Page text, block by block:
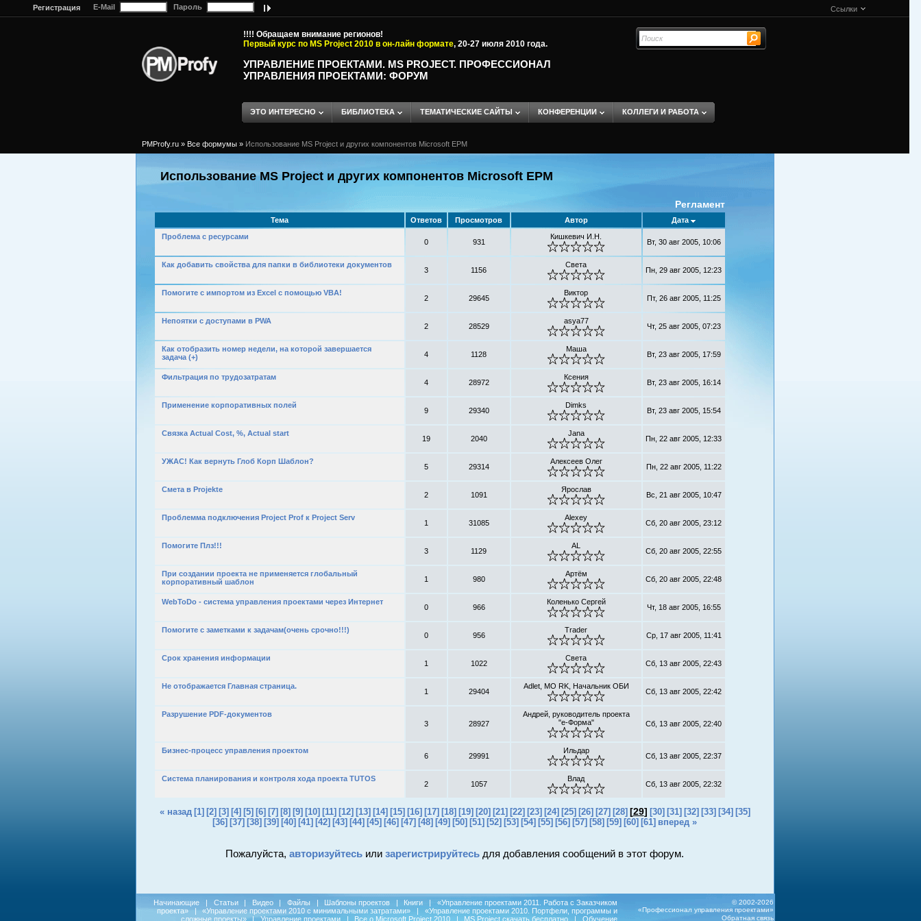
Регистрация E-Mail Пароль Ссылки
!!!! Обращаем внимание регионов!
Первый курс по MS Project 2010 в он-лайн формате, 20-27 июля 2010 года.
УПРАВЛЕНИЕ ПРОЕКТАМИ. MS PROJECT. ПРОФЕССИОНАЛ
УПРАВЛЕНИЯ ПРОЕКТАМИ: ФОРУМ
ЭТО ИНТЕРЕСНО БИБЛИОТЕКА ТЕМАТИЧЕСКИЕ САЙТЫ КОНФЕРЕНЦИИ КОЛЛЕГИ И РАБОТА
PMProfy.ru » Все формумы » Использование MS Project и других компонентов Microsoft EPM
Использование MS Project и других компонентов Microsoft EPM
Регламент
Тема Ответов Просмотров Автор
Дата
Проблема с ресурсами
0 931
Кишкевич И.Н.
Вт, 30 авг 2005, 10:06
Как добавить свойства для папки в библиотеки документов
3 1156
Света
Пн, 29 авг 2005, 12:23
Помогите с импортом из Excel с помощью VBA!
2 29645
Виктор
Пт, 26 авг 2005, 11:25
Непоятки с доступами в PWA
2 28529
asya77
Чт, 25 авг 2005, 07:23
Как отобразить номер недели, на которой завершается
задача (+)
4 1128
Маша
Вт, 23 авг 2005, 17:59
Фильтрация по трудозатратам
4 28972
Ксения
Вт, 23 авг 2005, 16:14
Применение корпоративных полей
9 29340
Dimks
Вт, 23 авг 2005, 15:54
Связка Actual Cost, %, Actual start
19 2040
Jana
Пн, 22 авг 2005, 12:33
УЖАС! Как вернуть Глоб Корп Шаблон?
5 29314
Алексеев Олег
Пн, 22 авг 2005, 11:22
Смета в Projekte
2 1091
Ярослав
Вс, 21 авг 2005, 10:47
Проблемма подключения Project Prof к Project Serv
1 31085
Alexey
Сб, 20 авг 2005, 23:12
Помогите Плз!!!
3 1129
AL
Сб, 20 авг 2005, 22:55
При создании проекта не применяется глобальный
корпоративный шаблон
1 980
Артём
Сб, 20 авг 2005, 22:48
WebToDo - система управления проектами через Интернет
0 966
Коленько Сергей
Чт, 18 авг 2005, 16:55
Помогите с заметками к задачам(очень срочно!!!)
0 956
Trader
Ср, 17 авг 2005, 11:41
Срок хранения информации
1 1022
Света
Сб, 13 авг 2005, 22:43
Не отображается Главная страница.
1 29404
Adlet, MO RK, Начальник ОБИ
Сб, 13 авг 2005, 22:42
Разрушение PDF-документов
3
28927
Андрей, руководитель проекта
"е-Форма"
Сб, 13 авг 2005, 22:40
Бизнес-процесс управления проектом
6 29991
Ильдар
Сб, 13 авг 2005, 22:37
Система планирования и контроля хода проекта TUTOS
2 1057
Влад
Сб, 13 авг 2005, 22:32
« назад [1] [2] [3] [4] [5] [6] [7] [8] [9] [10] [11] [12] [13] [14] [15] [16] [17] [18] [19] [20] [21] [22] [23] [24] [25] [26] [27] [28] [29] [30] [31] [32] [33] [34] [35]
[36] [37] [38] [39] [40] [41] [42] [43] [44] [45] [46] [47] [48] [49] [50] [51] [52] [53] [54] [55] [56] [57] [58] [59] [60] [61] вперед »
Пожалуйста, авторизуйтесь или зарегистрируйтесь для добавления сообщений в этот форум.
Начинающие | Статьи | Видео | Файлы | Шаблоны проектов | Книги |
«Управление проектами 2011. Работа с Заказчиком
проекта»
| «Управление проектами 2010 с минимальными затратами» |
«Управление проектами 2010. Портфели, программы и
сложные проекты»
| Управление проектами | Все о Microsoft Project 2010 | MS Project скачать бесплатно | Обучение
© 2002-2026
«Профессионал управления проектами»
Обратная связь